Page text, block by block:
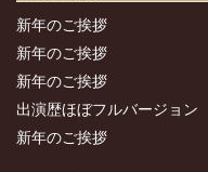
新年のご挨拶
新年のご挨拶
新年のご挨拶
出演歴ほぼフルバージョン
新年のご挨拶